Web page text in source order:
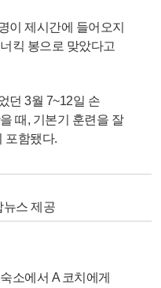
이 제시간에 들어오지
킥 봉으로 맞았다고
던 3월 7~12일 손
때, 기본기 훈련을 잘
포함됐다.
뉴스 제공
소에서 A 코치에게